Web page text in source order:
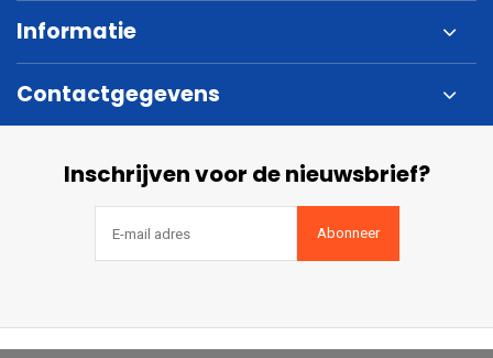
Informatie
Contactgegevens
Inschrijven voor de nieuwsbrief?
Abonneer